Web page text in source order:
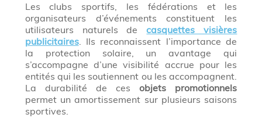
Les clubs sportifs, les fédérations et les
organisateurs d’événements constituent les
utilisateurs naturels decasquettes visières
publicitaires. Ils reconnaissent l’importance de
la protection solaire, un avantage qui
s’accompagne d’une visibilité accrue pour les
entités qui les soutiennent ou les accompagnent.
La durabilité de cesobjets promotionnels
permet un amortissement sur plusieurs saisons
sportives.